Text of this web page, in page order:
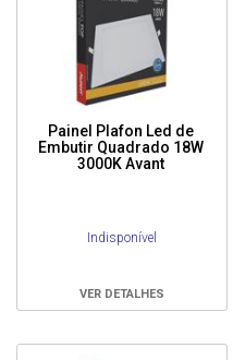
Painel Plafon Led de
Embutir Quadrado 18W
3000K Avant
Indisponível
VER DETALHES